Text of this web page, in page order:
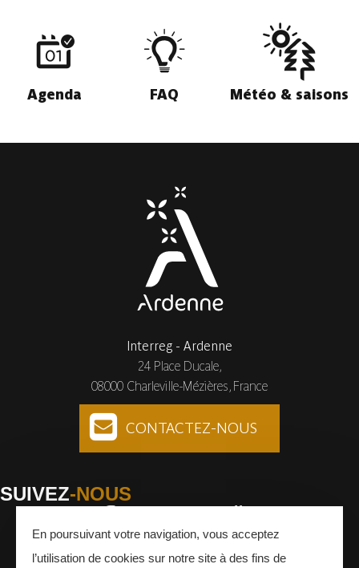
Agenda FAQ Météo & saisons
Interreg - Ardenne
24 Place Ducale,
08000 Charleville-Mézières, France
CONTACTEZ-NOUS
SUIVEZ-NOUS
Facebook Instagram Youtube
En poursuivant votre navigation, vous acceptez
l’utilisation de cookies sur notre site à des fins de